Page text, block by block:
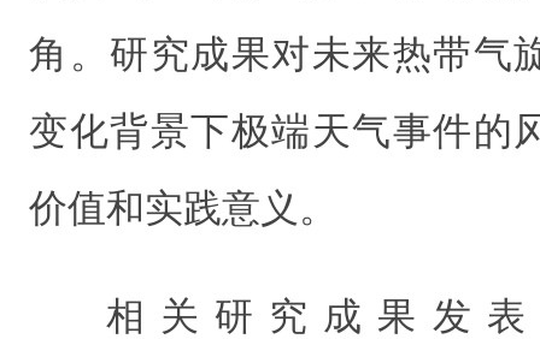
角。研究成果对未来热带气
变化背景下极端天气事件的
价值和实践意义。
相关研究成果发